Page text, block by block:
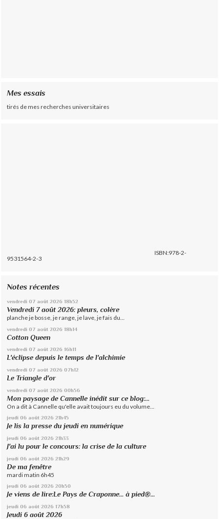
Mes essais
tirés de mes recherches universitaires
ISBN:978-2-
9531564-2-3
Notes récentes
vendredi 07 août 2026 18h52
Vendredi 7 août 2026: pleurs, colère
planche je bosse, je range, je lave, je fais du...
vendredi 07 août 2026 18h14
Cotton Queen
vendredi 07 août 2026 16h11
L'éclipse depuis le temps de l'alchimie
vendredi 07 août 2026 07h12
Le Triangle d'or
vendredi 07 août 2026 00h56
Mon paysage de Cannelle inédit sur ce blog:...
On a dit à Cannelle qu'elle avait toujours eu du volume...
jeudi 06 août 2026 21h45
Je lis la presse du jeudi en numérique
jeudi 06 août 2026 21h33
J'ai lu pour le concours: la crise de la culture
jeudi 06 août 2026 21h29
De ma fenêtre
mardi matin 6h45
jeudi 06 août 2026 20h50
Je viens de lire:Le Pays de Craponne... à pied®...
jeudi 06 août 2026 17h58
Jeudi 6 août 2026